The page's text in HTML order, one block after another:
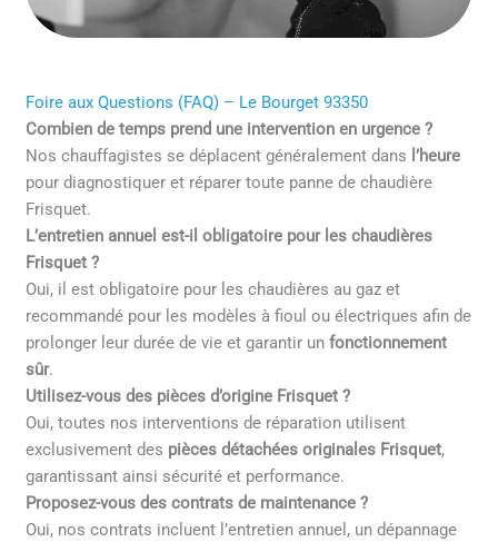
Foire aux Questions (FAQ) – Le Bourget 93350
Combien de temps prend une intervention en urgence ?
Nos chauffagistes se déplacent généralement dans l’heure
pour diagnostiquer et réparer toute panne de chaudière
Frisquet.
L’entretien annuel est-il obligatoire pour les chaudières
Frisquet ?
Oui, il est obligatoire pour les chaudières au gaz et
recommandé pour les modèles à fioul ou électriques afin de
prolonger leur durée de vie et garantir unfonctionnement
sûr.
Utilisez-vous des pièces d’origine Frisquet ?
Oui, toutes nos interventions de réparation utilisent
exclusivement des pièces détachées originales Frisquet,
garantissant ainsi sécurité et performance.
Proposez-vous des contrats de maintenance ?
Oui, nos contrats incluent l’entretien annuel, un dépannage